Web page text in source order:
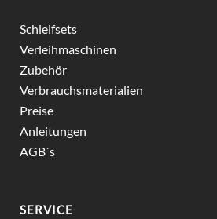
Schleifsets
Verleihmaschinen
Zubehör
Verbrauchsmaterialien
Preise
Anleitungen
AGB´s
SERVICE